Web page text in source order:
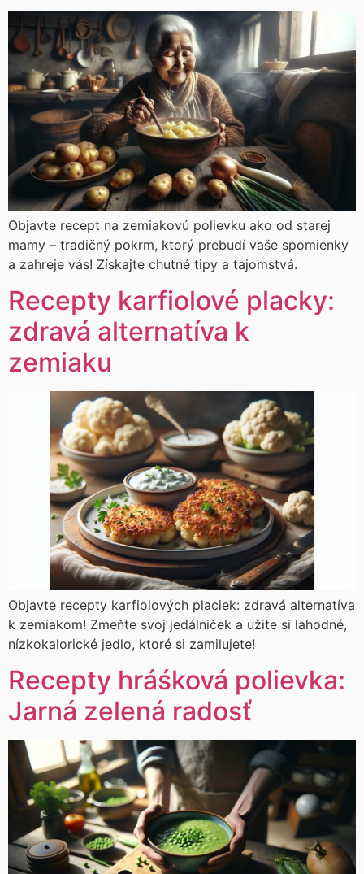
Objavte recept na zemiakovú polievku ako od starej
mamy – tradičný pokrm, ktorý prebudí vaše spomienky
a zahreje vás! Získajte chutné tipy a tajomstvá.
Recepty karfiolové placky:
zdravá alternatíva k
zemiaku
Objavte recepty karfiolových placiek: zdravá alternatíva
k zemiakom! Zmeňte svoj jedálniček a užite si lahodné,
nízkokalorické jedlo, ktoré si zamilujete!
Recepty hráśková polievka:
Jarná zelená radosť